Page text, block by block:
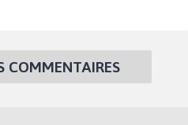
COMMENTAIRES